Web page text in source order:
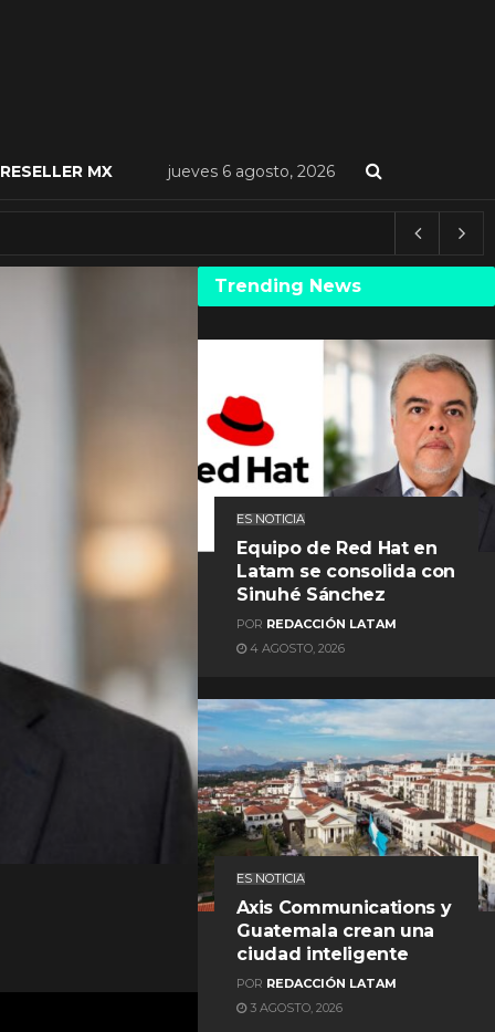
RESELLER MX jueves 6 agosto, 2026
Trending News
ES NOTICIA
Equipo de Red Hat en
Latam se consolida con
Sinuhé Sánchez
POR REDACCIÓN LATAM
4 AGOSTO, 2026
ES NOTICIA
Axis Communications y
Guatemala crean una
ciudad inteligente
POR REDACCIÓN LATAM
3 AGOSTO, 2026